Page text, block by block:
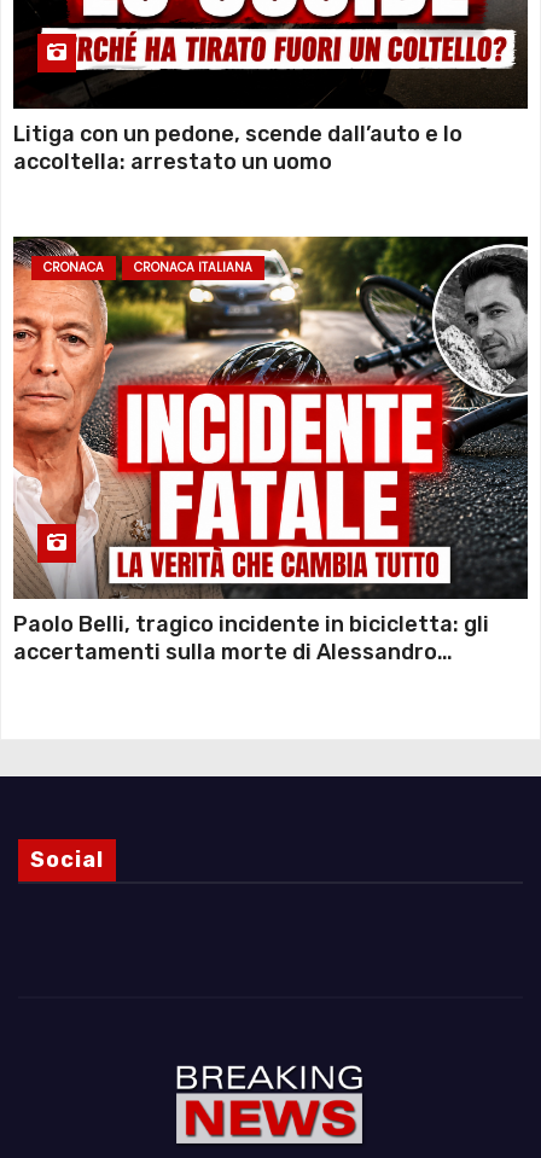
Litiga con un pedone, scende dall’auto e lo
accoltella: arrestato un uomo
CRONACA CRONACA ITALIANA
Paolo Belli, tragico incidente in bicicletta: gli
accertamenti sulla morte di Alessandro
Social